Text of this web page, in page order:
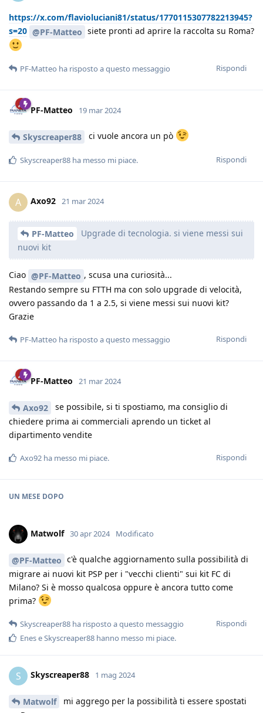
https://x.com/flavioluciani81/status/1770115307782213945?
s=20 @PF-Matteo siete pronti ad aprire la raccolta su Roma?
Rispondi
PF-Matteo ha risposto a questo messaggio
PF-Matteo 19 mar 2024
Skyscreaper88 ci vuole ancora un pò
Rispondi
Skyscreaper88 ha messo mi piace.
A Axo92 21 mar 2024
PF-Matteo
Upgrade di tecnologia. si viene messi sui
nuovi kit
Ciao @PF-Matteo , scusa una curiosità...
Restando sempre su FTTH ma con solo upgrade di velocità,
ovvero passando da 1 a 2.5, si viene messi sui nuovi kit?
Grazie
Rispondi
PF-Matteo ha risposto a questo messaggio
PF-Matteo 21 mar 2024
Axo92
se possibile, si ti spostiamo, ma consiglio di
chiedere prima ai commerciali aprendo un ticket al
dipartimento vendite
Rispondi
Axo92 ha messo mi piace.
UN MESE DOPO
Matwolf 30 apr 2024 Modificato
@PF-Matteo c'è qualche aggiornamento sulla possibilità di
migrare ai nuovi kit PSP per i "vecchi clienti" sui kit FC di
Milano? Si è mosso qualcosa oppure è ancora tutto come
prima?
Rispondi
Skyscreaper88 ha risposto a questo messaggio
EneseSkyscreaper88 hanno messo mi piace.
S Skyscreaper88 1 mag 2024
Matwolf
mi aggrego per la possibilità ti essere spostati